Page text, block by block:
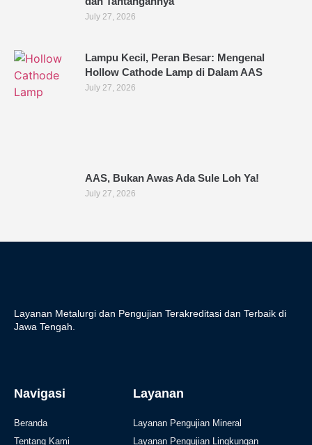
July 27, 2026
Lampu Kecil, Peran Besar: Mengenal
Hollow Cathode Lamp di Dalam AAS
July 27, 2026
AAS, Bukan Awas Ada Sule Loh Ya!
July 27, 2026
Layanan Metalurgi dan Pengujian Terakreditasi dan Terbaik di
Jawa Tengah.
Navigasi
Beranda
Tentang Kami
Layanan
Layanan Pengujian Mineral
Layanan Pengujian Lingkungan